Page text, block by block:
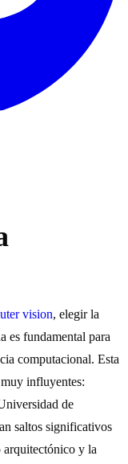
vision, elegir la
es fundamental para
computacional. Esta
influyentes:
de
saltos significativos
arquitectónico y la